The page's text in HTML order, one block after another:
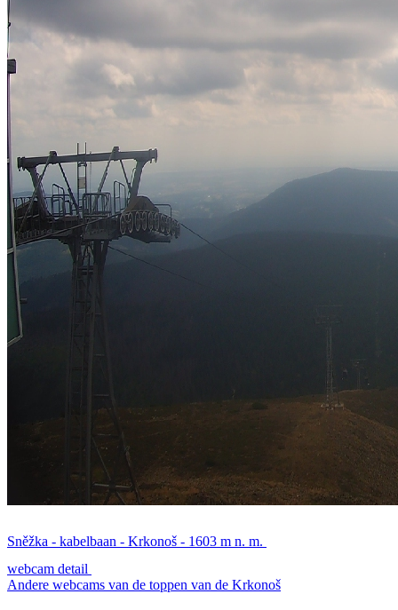
Sněžka - kabelbaan - Krkonoš - 1603 m n. m.
webcam detail
Andere webcams van de toppen van de Krkonoš